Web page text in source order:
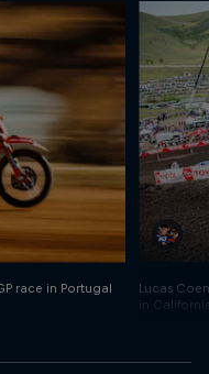
race in Portugal
Lucas
in